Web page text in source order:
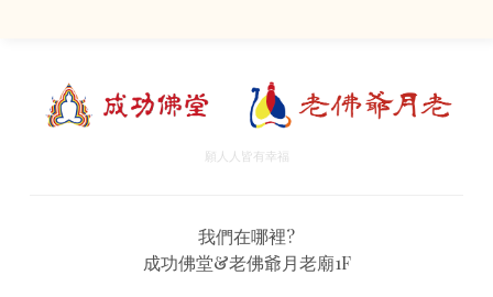
願人人皆有幸福
我們在哪裡?
成功佛堂&老佛爺月老廟1F